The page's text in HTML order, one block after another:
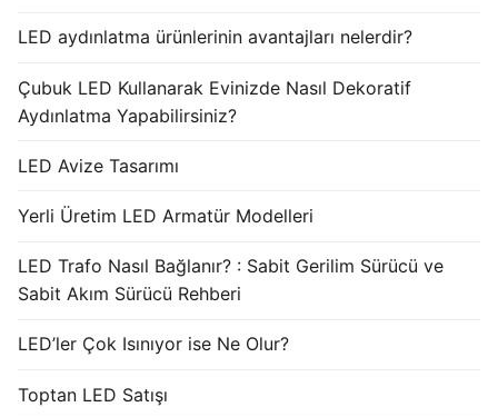
LED aydınlatma ürünlerinin avantajları nelerdir?
Çubuk LED Kullanarak Evinizde Nasıl Dekoratif
Aydınlatma Yapabilirsiniz?
LED Avize Tasarımı
Yerli Üretim LED Armatür Modelleri
LED Trafo Nasıl Bağlanır? : Sabit Gerilim Sürücü ve
Sabit Akım Sürücü Rehberi
LED’ler Çok Isınıyor ise Ne Olur?
Toptan LED Satışı